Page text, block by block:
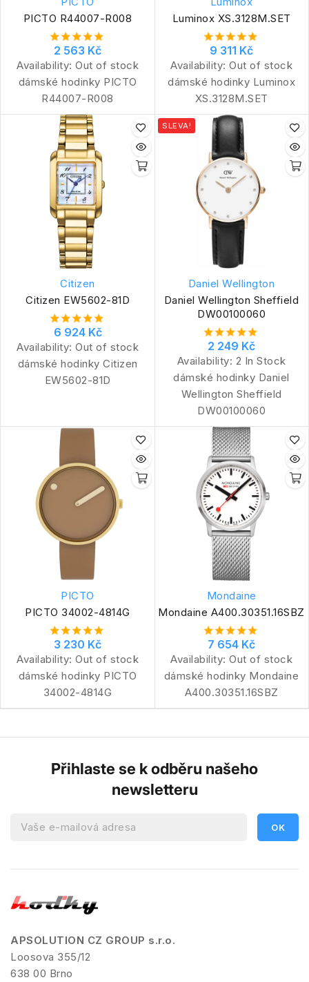
PICTO R44007-R008
2 563 Kč
Availability: Out of stock
dámské hodinky PICTO
R44007-R008
Luminox XS.3128M.SET
9 311 Kč
Availability: Out of stock
dámské hodinky Luminox
XS.3128M.SET
Citizen
Citizen EW5602-81D
6 924 Kč
Availability: Out of stock
dámské hodinky Citizen
EW5602-81D
SLEVA!
Daniel Wellington
Daniel Wellington Sheffield
DW00100060
2 249 Kč
Availability: 2 In Stock
dámské hodinky Daniel
Wellington Sheffield
DW00100060
PICTO
PICTO 34002-4814G
3 230 Kč
Availability: Out of stock
dámské hodinky PICTO
34002-4814G
Mondaine
Mondaine A400.30351.16SBZ
7 654 Kč
Availability: Out of stock
dámské hodinky Mondaine
A400.30351.16SBZ
Přihlaste se k odběru našeho
newsletteru
APSOLUTION CZ GROUP s.r.o.
Loosova 355/12
638 00 Brno